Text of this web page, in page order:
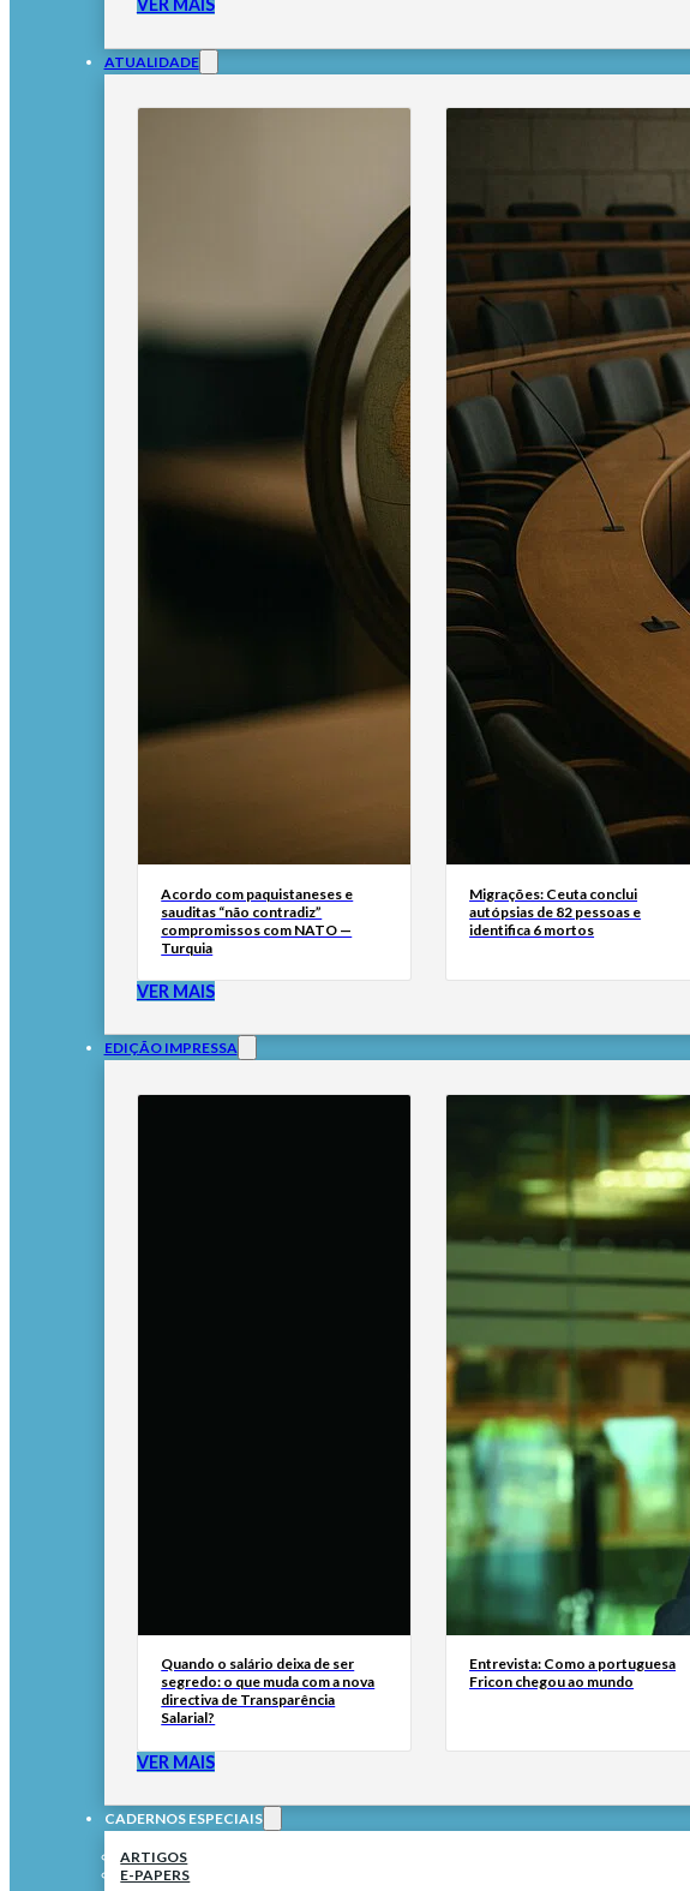
VER MAIS
ATUALIDADE
Acordo com paquistaneses e
sauditas “não contradiz”
compromissos com NATO —
Turquia
Migrações: Ceuta conclui
autópsias de 82 pessoas e
identifica 6 mortos
VER MAIS
EDIÇÃO IMPRESSA
Quando o salário deixa de ser
segredo: o que muda com a nova
directiva de Transparência
Salarial?
Entrevista: Como a portuguesa
Fricon chegou ao mundo
VER MAIS
CADERNOS ESPECIAIS
ARTIGOS
E-PAPERS